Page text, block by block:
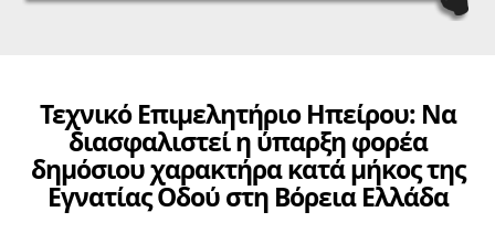
Τεχνικό Επιμελητήριο Ηπείρου: Να
διασφαλιστεί η ύπαρξη φορέα
δημόσιου χαρακτήρα κατά μήκος της
Εγνατίας Οδού στη Βόρεια Ελλάδα